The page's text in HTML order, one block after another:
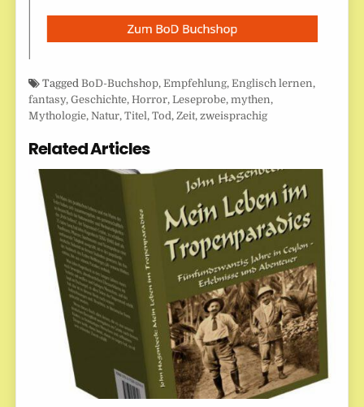
TaggedBoD-Buchshop,Empfehlung,Englisch lernen,
fantasy,Geschichte,Horror,Leseprobe,mythen,
Mythologie,Natur,Titel,Tod,Zeit,zweisprachig
Related Articles